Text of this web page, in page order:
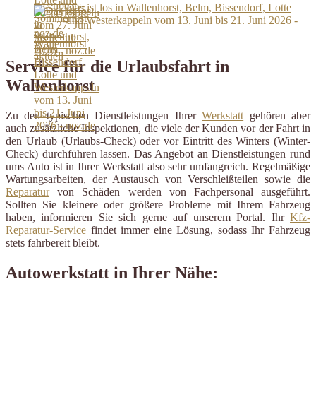
Das ist los in Wallenhorst, Belm, Bissendorf, Lotte
und Westerkappeln vom 13. Juni bis 21. Juni 2026 -
noz.de
Service für die Urlaubsfahrt in
Wallenhorst
Zu den typischen Dienstleistungen IhrerWerkstatt gehören aber
auch zusätzliche Inspektionen, die viele der Kunden vor der Fahrt in
den Urlaub (Urlaubs-Check) oder vor Eintritt des Winters (Winter-
Check) durchführen lassen. Das Angebot an Dienstleistungen rund
ums Auto ist in Ihrer Werkstatt also sehr umfangreich. Regelmäßige
Wartungsarbeiten, der Austausch von Verschleißteilen sowie die
Reparaturvon Schäden werden von Fachpersonal ausgeführt.
Sollten Sie kleinere oder größere Probleme mit Ihrem Fahrzeug
haben, informieren Sie sich gerne auf unserem Portal. Ihr Kfz-
Reparatur-Service findet immer eine Lösung, sodass Ihr Fahrzeug
stets fahrbereit bleibt.
Autowerkstatt in Ihrer Nähe: